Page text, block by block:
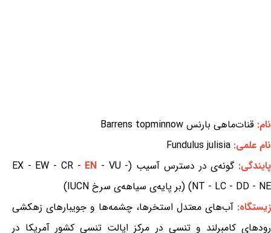
نام: قنات‌ماهی بارنس Barrens topminnow
نام علمی: Fundulus julisia
پایندگی:گونه‌ی در دسترس آسیب (EX - EW - CR - EN - VU -
NT - LC - DD - NE) (بر پایه‌ی سیاهه‌ی سرخ IUCN)
زیستگاه: آب‌های معتدل استخرها، چشمه‌ها و جویبارهای زهکشی
رودهای کامبرلند و تنسی در مرکز ایالت تنسی کشور آمریکا در